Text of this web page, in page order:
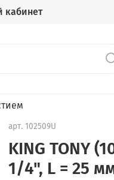
кабинет
арт. 102509U
KING TONY
1/4", L = 25